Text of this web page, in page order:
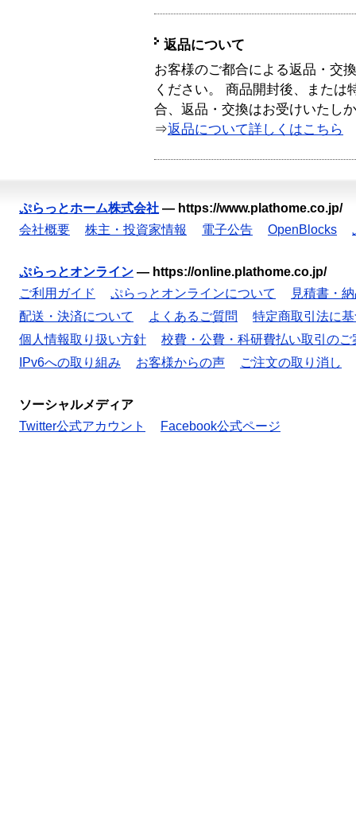
返品について
お客様のご都合による返品・交
ください。 商品開封後、または
合、返品・交換はお受けいたし
⇒返品について詳しくはこちら
ぷらっとホーム株式会社 — https://www.plathome.co.jp/
会社概要
株主・投資家情報 電子公告 OpenBlocks
ぷらっとオンライン — https://online.plathome.co.jp/
ご利用ガイド
ぷらっとオンラインについて
見積書・
配送・決済について
よくあるご質問
特定商取引法に
個人情報取り扱い方針
校費・公費・科研費払い取引のご
IPv6への取り組み
お客様からの声 ご注文の取り消し
ソーシャルメディア
Twitter公式アカウント
Facebook公式ページ